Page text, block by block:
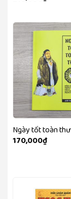
Ngày tốt toàn thư
170,000₫